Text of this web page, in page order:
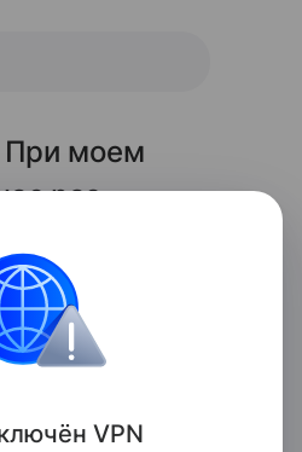
При моем
раз
рядом
мужчина
Чтобы
этого
ён VPN